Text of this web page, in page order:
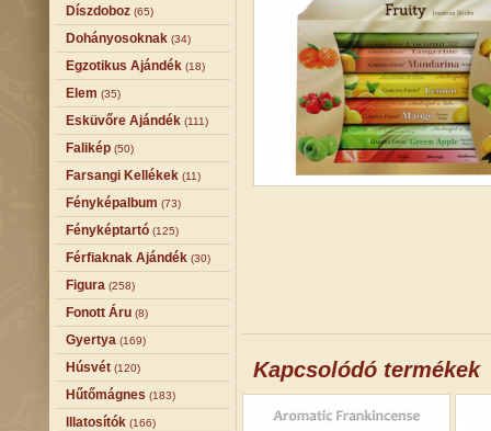
Díszdoboz (65)
Dohányosoknak (34)
Egzotikus Ajándék (18)
Elem (35)
Esküvőre Ajándék (111)
Falikép (50)
Farsangi Kellékek (11)
Fényképalbum (73)
Fényképtartó (125)
Férfiaknak Ajándék (30)
Figura (258)
Fonott Áru (8)
Gyertya (169)
Húsvét (120)
Hűtőmágnes (183)
Illatosítók (166)
Kapcsolódó termékek